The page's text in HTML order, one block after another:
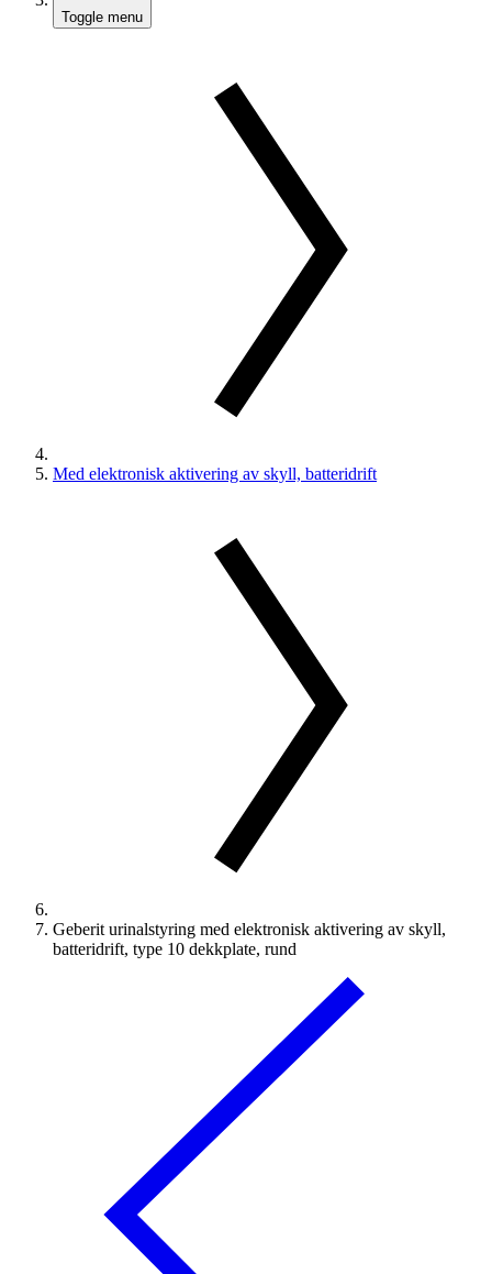
Toggle menu
Med elektronisk aktivering av skyll, batteridrift
Geberit urinalstyring med elektronisk aktivering av skyll,
batteridrift, type 10 dekkplate, rund